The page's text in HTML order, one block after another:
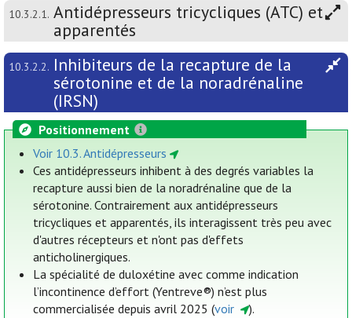
10.3.2.1. Antidépresseurs tricycliques (ATC) et
apparentés
10.3.2.2. Inhibiteurs de la recapture de la
sérotonine et de la noradrénaline
(IRSN)
Positionnement
Voir 10.3. Antidépresseurs
Ces antidépresseurs inhibent à des degrés variables la
recapture aussi bien de la noradrénaline que de la
sérotonine. Contrairement aux antidépresseurs
tricycliques et apparentés, ils interagissent très peu avec
d'autres récepteurs et n'ont pas d'effets
anticholinergiques.
La spécialité de duloxétine avec comme indication
l’incontinence d’effort (Yentreve®) n’est plus
commercialisée depuis avril 2025 (voir ).